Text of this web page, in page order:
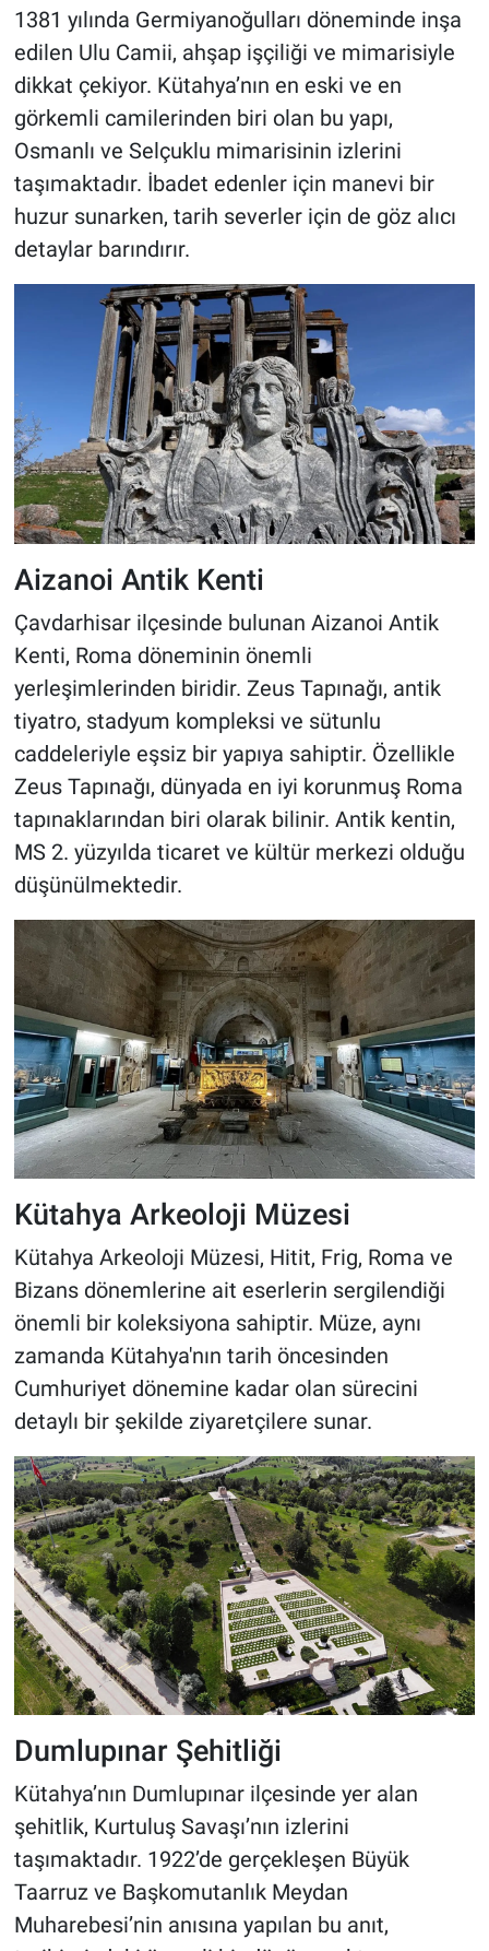
1381 yılında Germiyanoğulları döneminde inşa
edilen Ulu Camii, ahşap işçiliği ve mimarisiyle
dikkat çekiyor. Kütahya’nın en eski ve en
görkemli camilerinden biri olan bu yapı,
Osmanlı ve Selçuklu mimarisinin izlerini
taşımaktadır. İbadet edenler için manevi bir
huzur sunarken, tarih severler için de göz alıcı
detaylar barındırır.
Aizanoi Antik Kenti
Çavdarhisar ilçesinde bulunan Aizanoi Antik
Kenti, Roma döneminin önemli
yerleşimlerinden biridir. Zeus Tapınağı, antik
tiyatro, stadyum kompleksi ve sütunlu
caddeleriyle eşsiz bir yapıya sahiptir. Özellikle
Zeus Tapınağı, dünyada en iyi korunmuş Roma
tapınaklarından biri olarak bilinir. Antik kentin,
MS 2. yüzyılda ticaret ve kültür merkezi olduğu
düşünülmektedir.
Kütahya Arkeoloji Müzesi
Kütahya Arkeoloji Müzesi, Hitit, Frig, Roma ve
Bizans dönemlerine ait eserlerin sergilendiği
önemli bir koleksiyona sahiptir. Müze, aynı
zamanda Kütahya'nın tarih öncesinden
Cumhuriyet dönemine kadar olan sürecini
detaylı bir şekilde ziyaretçilere sunar.
Dumlupınar Şehitliği
Kütahya’nın Dumlupınar ilçesinde yer alan
şehitlik, Kurtuluş Savaşı’nın izlerini
taşımaktadır. 1922’de gerçekleşen Büyük
Taarruz ve Başkomutanlık Meydan
Muharebesi’nin anısına yapılan bu anıt,